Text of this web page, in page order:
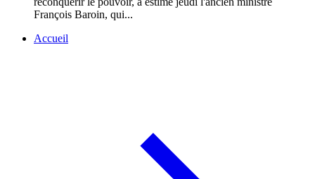
François Baroin, qui...
Accueil